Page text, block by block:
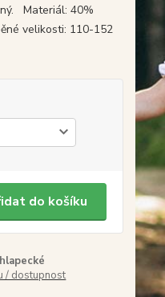
Materiál: 40%
velikosti: 110-152
do košíku
/ dostupnost